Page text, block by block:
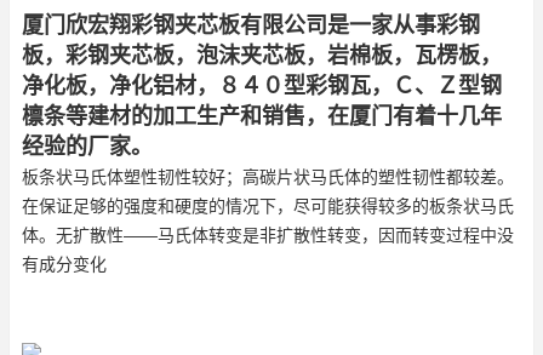
厦门欣宏翔彩钢夹芯板有限公司是一家从事彩钢
板，彩钢夹芯板，泡沫夹芯板，岩棉板，瓦楞板，
净化板，净化铝材，８４０型彩钢瓦，Ｃ、Ｚ型钢
檩条等建材的加工生产和销售，在厦门有着十几年
经验的厂家。
板条状马氏体塑性韧性较好；高碳片状马氏体的塑性韧性都较差。
在保证足够的强度和硬度的情况下，尽可能获得较多的板条状马氏
体。无扩散性——马氏体转变是非扩散性转变，因而转变过程中没
有成分变化